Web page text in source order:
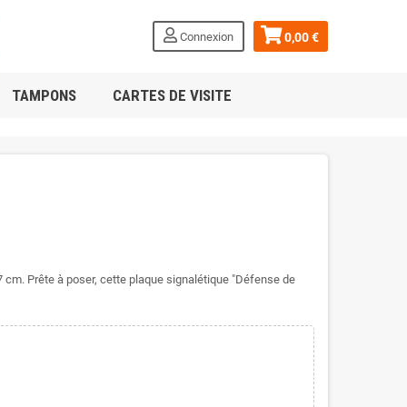
0,00 €
Connexion
TAMPONS CARTES DE VISITE
cm. Prête à poser, cette plaque signalétique "Défense de